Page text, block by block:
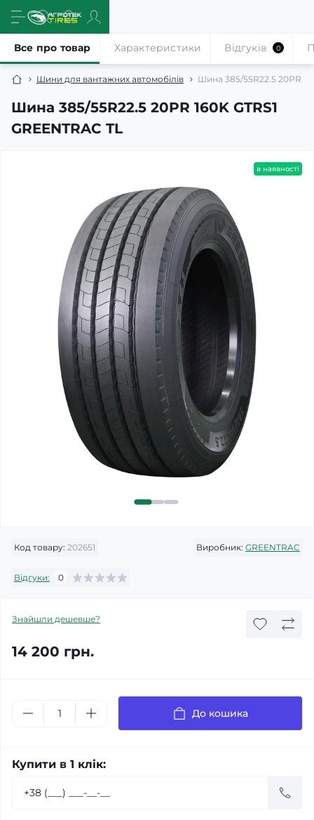
Шини для вантажних автомобілів Шина 385/55R22.5 20PR
Шина 385/55R22.5 20PR 160K GTRS1
GREENTRAC TL
Все про товар Характеристики Відгуків 0
в наявності
Код товару: 202651 Виробник: GREENTRAC
Відгуки: 0
Знайшли дешевше?
14 200 грн.
До кошика
Купити в 1 клік: